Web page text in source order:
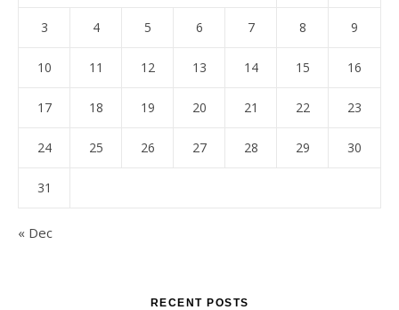
3 4 5 6 7 8 9
10 11 12 13 14 15 16
17 18 19 20 21 22 23
24 25 26 27 28 29 30
31
« Dec
RECENT POSTS